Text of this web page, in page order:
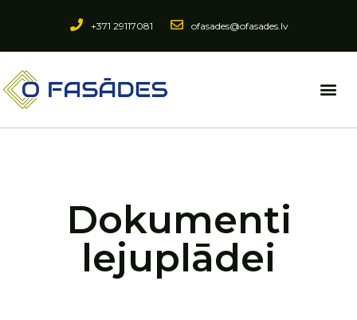
+371 29117081 ofasades@ofasades.lv
Dokumenti
lejuplādei